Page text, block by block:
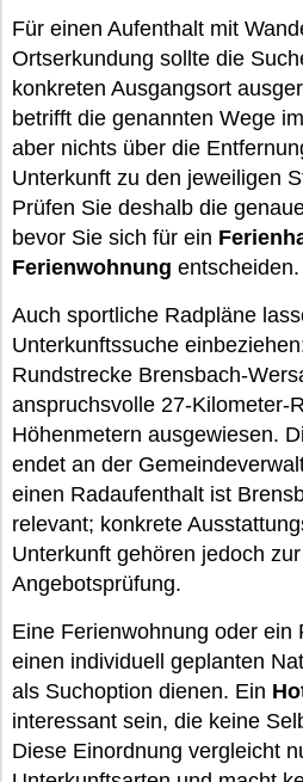
Für einen Aufenthalt mit
Ortserkundung sollte die
konkreten Ausgangsort
betrifft die genannten Wege
aber nichts über die
Unterkunft zu den jeweiligen
Prüfen Sie deshalb die
bevor Sie sich für ein
Ferienwohnung entscheiden.
Auch sportliche Radpläne
Unterkunftssuche
Rundstrecke Brensbach-
anspruchsvolle 27-Kilometer-
Höhenmetern ausgewiesen.
endet an der
einen Radaufenthalt ist
relevant; konkrete
Unterkunft gehören jedoch
Angebotsprüfung.
Eine Ferienwohnung oder ein
einen individuell geplanten
als Suchoption dienen. Ein
interessant sein, die keine
Diese Einordnung vergleicht